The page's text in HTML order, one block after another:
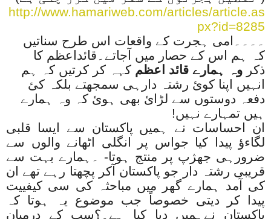
http://www.hamariweb.com/articles/article.as
px?id=8285
۔۔۔۔امی ہجرت کے واقعات اس طرح سناتیں
کہ ہم اس کے حصار میں آجاتے۔قائداعظم کا
ذکر وہ ہمارے قائد اعظم کہہ کر کرتیں کہ ہم
انہیں اپنا کوئ رشتہ دارہی سمجھتے بلکہ کئ
دفعہ دوستوں سے لڑائ بھی ہوئ کہ وہ ہمارے
ہیں تمہارے نہیں!
ان احساسات نے ہمیں پاکستان سے ایسا قلبی
لگاءؤ پیدا کیا جواس پر انگلی اٹھانے والوں سے
ضرورہی جھژپ پر منتج ہوتا- ۔ہمارے بہت سے
قریبی رشتہ دار جو پاکستان آکر پچھتا رہے تھے ان
کی آمد ہمارے گھر میں مباحثہ کی سی کیفییت
پیدا کر دیتی خصوصاً جب موضوع یہ ہوتا کہ
پاکستان نےہمیں دیا کیا ہے۔؟سب کے درمیان